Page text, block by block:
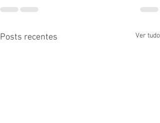
Posts recentes Ver tudo